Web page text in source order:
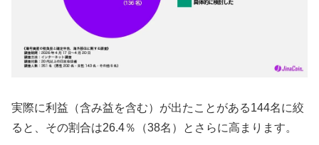
実際に利益（含み益を含む）が出たことがある144名に絞
ると、その割合は26.4％（38名）とさらに高まります。